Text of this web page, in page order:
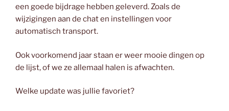
een goede bijdrage hebben geleverd. Zoals de
wijzigingen aan de chat en instellingen voor
automatisch transport.
Ook voorkomend jaar staan er weer mooie dingen op
de lijst, of we ze allemaal halen is afwachten.
Welke update was jullie favoriet?